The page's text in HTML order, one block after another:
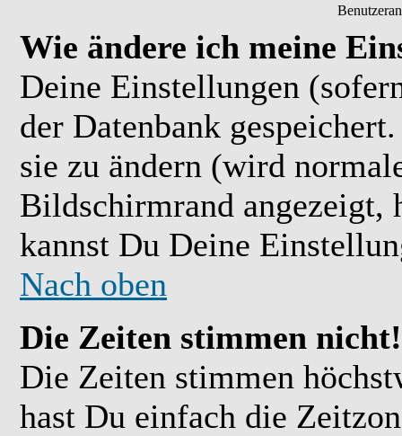
Wie ändere ich meine
Deine Einstellungen
der Datenbank
sie zu ändern (wird
Bildschirmrand angezeigt,
kannst Du Deine
Nach oben
Die Zeiten stimmen nicht!
Die Zeiten stimmen
hast Du einfach die